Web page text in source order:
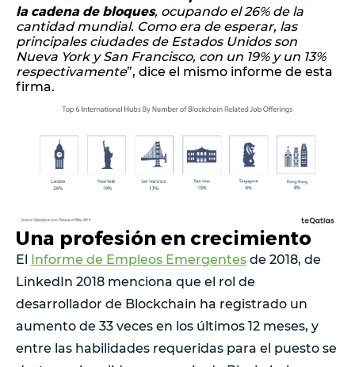
la cadena de bloques, ocupando el 26% de la
cantidad mundial. Como era de esperar, las
principales ciudades de Estados Unidos son
Nueva York y San Francisco, con un 19% y un 13%
respectivamente”, dice el mismo informe de esta
firma.
Una profesión en crecimiento
El Informe de Empleos Emergentes de 2018, de
LinkedIn 2018 menciona que el rol de
desarrollador de Blockchain ha registrado un
aumento de 33 veces en los últimos 12 meses, y
entre las habilidades requeridas para el puesto se